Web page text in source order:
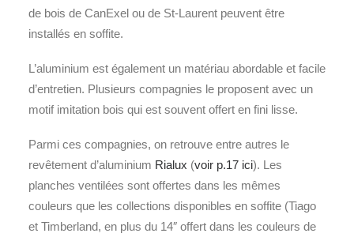
de bois de CanExel ou de St-Laurent peuvent être
installés en soffite.
L’aluminium est également un matériau abordable et facile
d’entretien. Plusieurs compagnies le proposent avec un
motif imitation bois qui est souvent offert en fini lisse.
Parmi ces compagnies, on retrouve entre autres le
revêtement d’aluminium Rialux (voir p.17 ici). Les
planches ventilées sont offertes dans les mêmes
couleurs que les collections disponibles en soffite (Tiago
et Timberland, en plus du 14″ offert dans les couleurs de